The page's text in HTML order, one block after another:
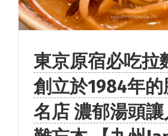
東京原宿必吃拉
創立於1984年
名店 濃郁湯頭